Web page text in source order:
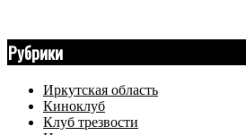
Рубрики
Иркутская область
Киноклуб
Клуб трезвости